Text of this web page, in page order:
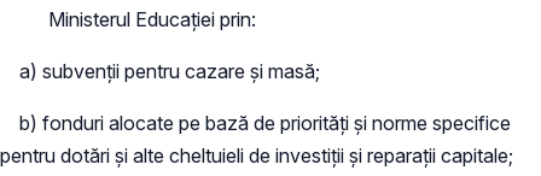
Ministerul Educaţiei prin:
a) subvenţii pentru cazare şi masă;
b) fonduri alocate pe bază de priorităţi şi norme specifice
pentru dotări şi alte cheltuieli de investiţii şi reparaţii capitale;